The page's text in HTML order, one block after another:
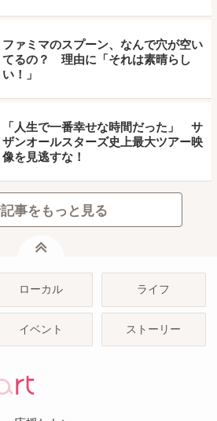
ファミマのスプーン、なんで穴が空い
てるの？ 理由に「それは素晴らし
い！」
「人生で一番幸せな時間だった」 サ
ザンオールスターズ史上最大ツアー映
像を見逃すな！
事をもっと見る
ローカル ライフ
イベント ストーリー